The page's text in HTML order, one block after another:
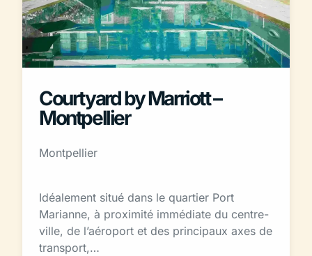
Courtyard by Marriott –
Montpellier
Montpellier
Idéalement situé dans le quartier Port
Marianne, à proximité immédiate du centre-
ville, de l’aéroport et des principaux axes de
transport,…